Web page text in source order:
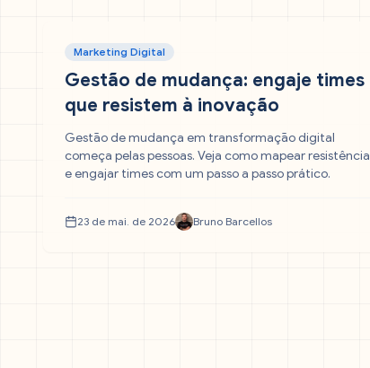
Marketing Digital
Gestão de mudança: engaje times
que resistem à inovação
Gestão de mudança em transformação digital
começa pelas pessoas. Veja como mapear resistência
e engajar times com um passo a passo prático.
23 de mai. de 2026 Bruno Barcellos